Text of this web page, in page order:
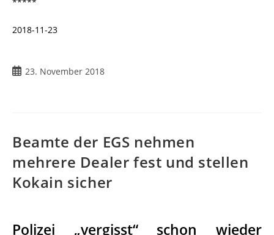
2018-11-23
23. November 2018
Beamte der EGS nehmen
mehrere Dealer fest und stellen
Kokain sicher
Polizei „vergisst“ schon wieder